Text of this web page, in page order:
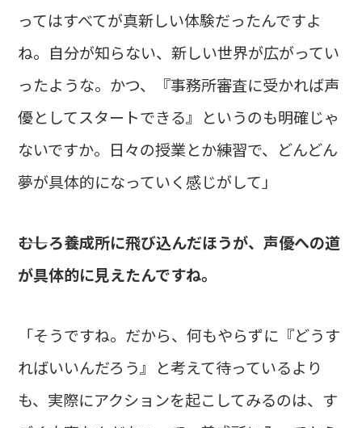
ってはすべてが真新しい体験だったんですよ
ね。自分が知らない、新しい世界が広がってい
ったような。かつ、『事務所審査に受かれば声
優としてスタートできる』というのも明確じゃ
ないですか。日々の授業とか練習で、どんどん
夢が具体的になっていく感じがして」
――むしろ養成所に飛び込んだほうが、声優への道
が具体的に見えたんですね。
「そうですね。だから、何もやらずに『どうす
ればいいんだろう』と考えて待っているより
も、実際にアクションを起こしてみるのは、す